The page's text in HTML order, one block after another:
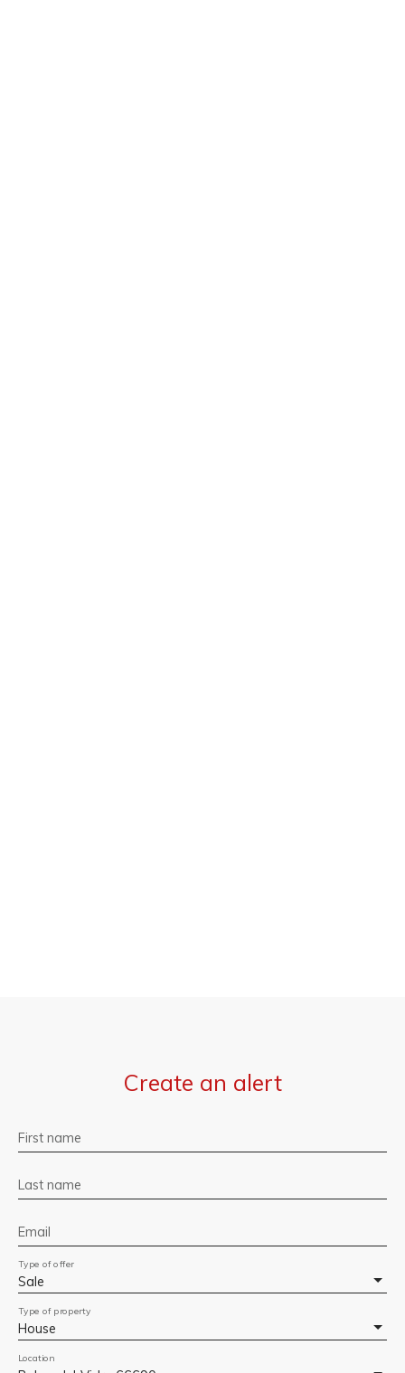
Create an alert
First name
Last name
Email
Sale
Type of offer
House
Type of property
Location